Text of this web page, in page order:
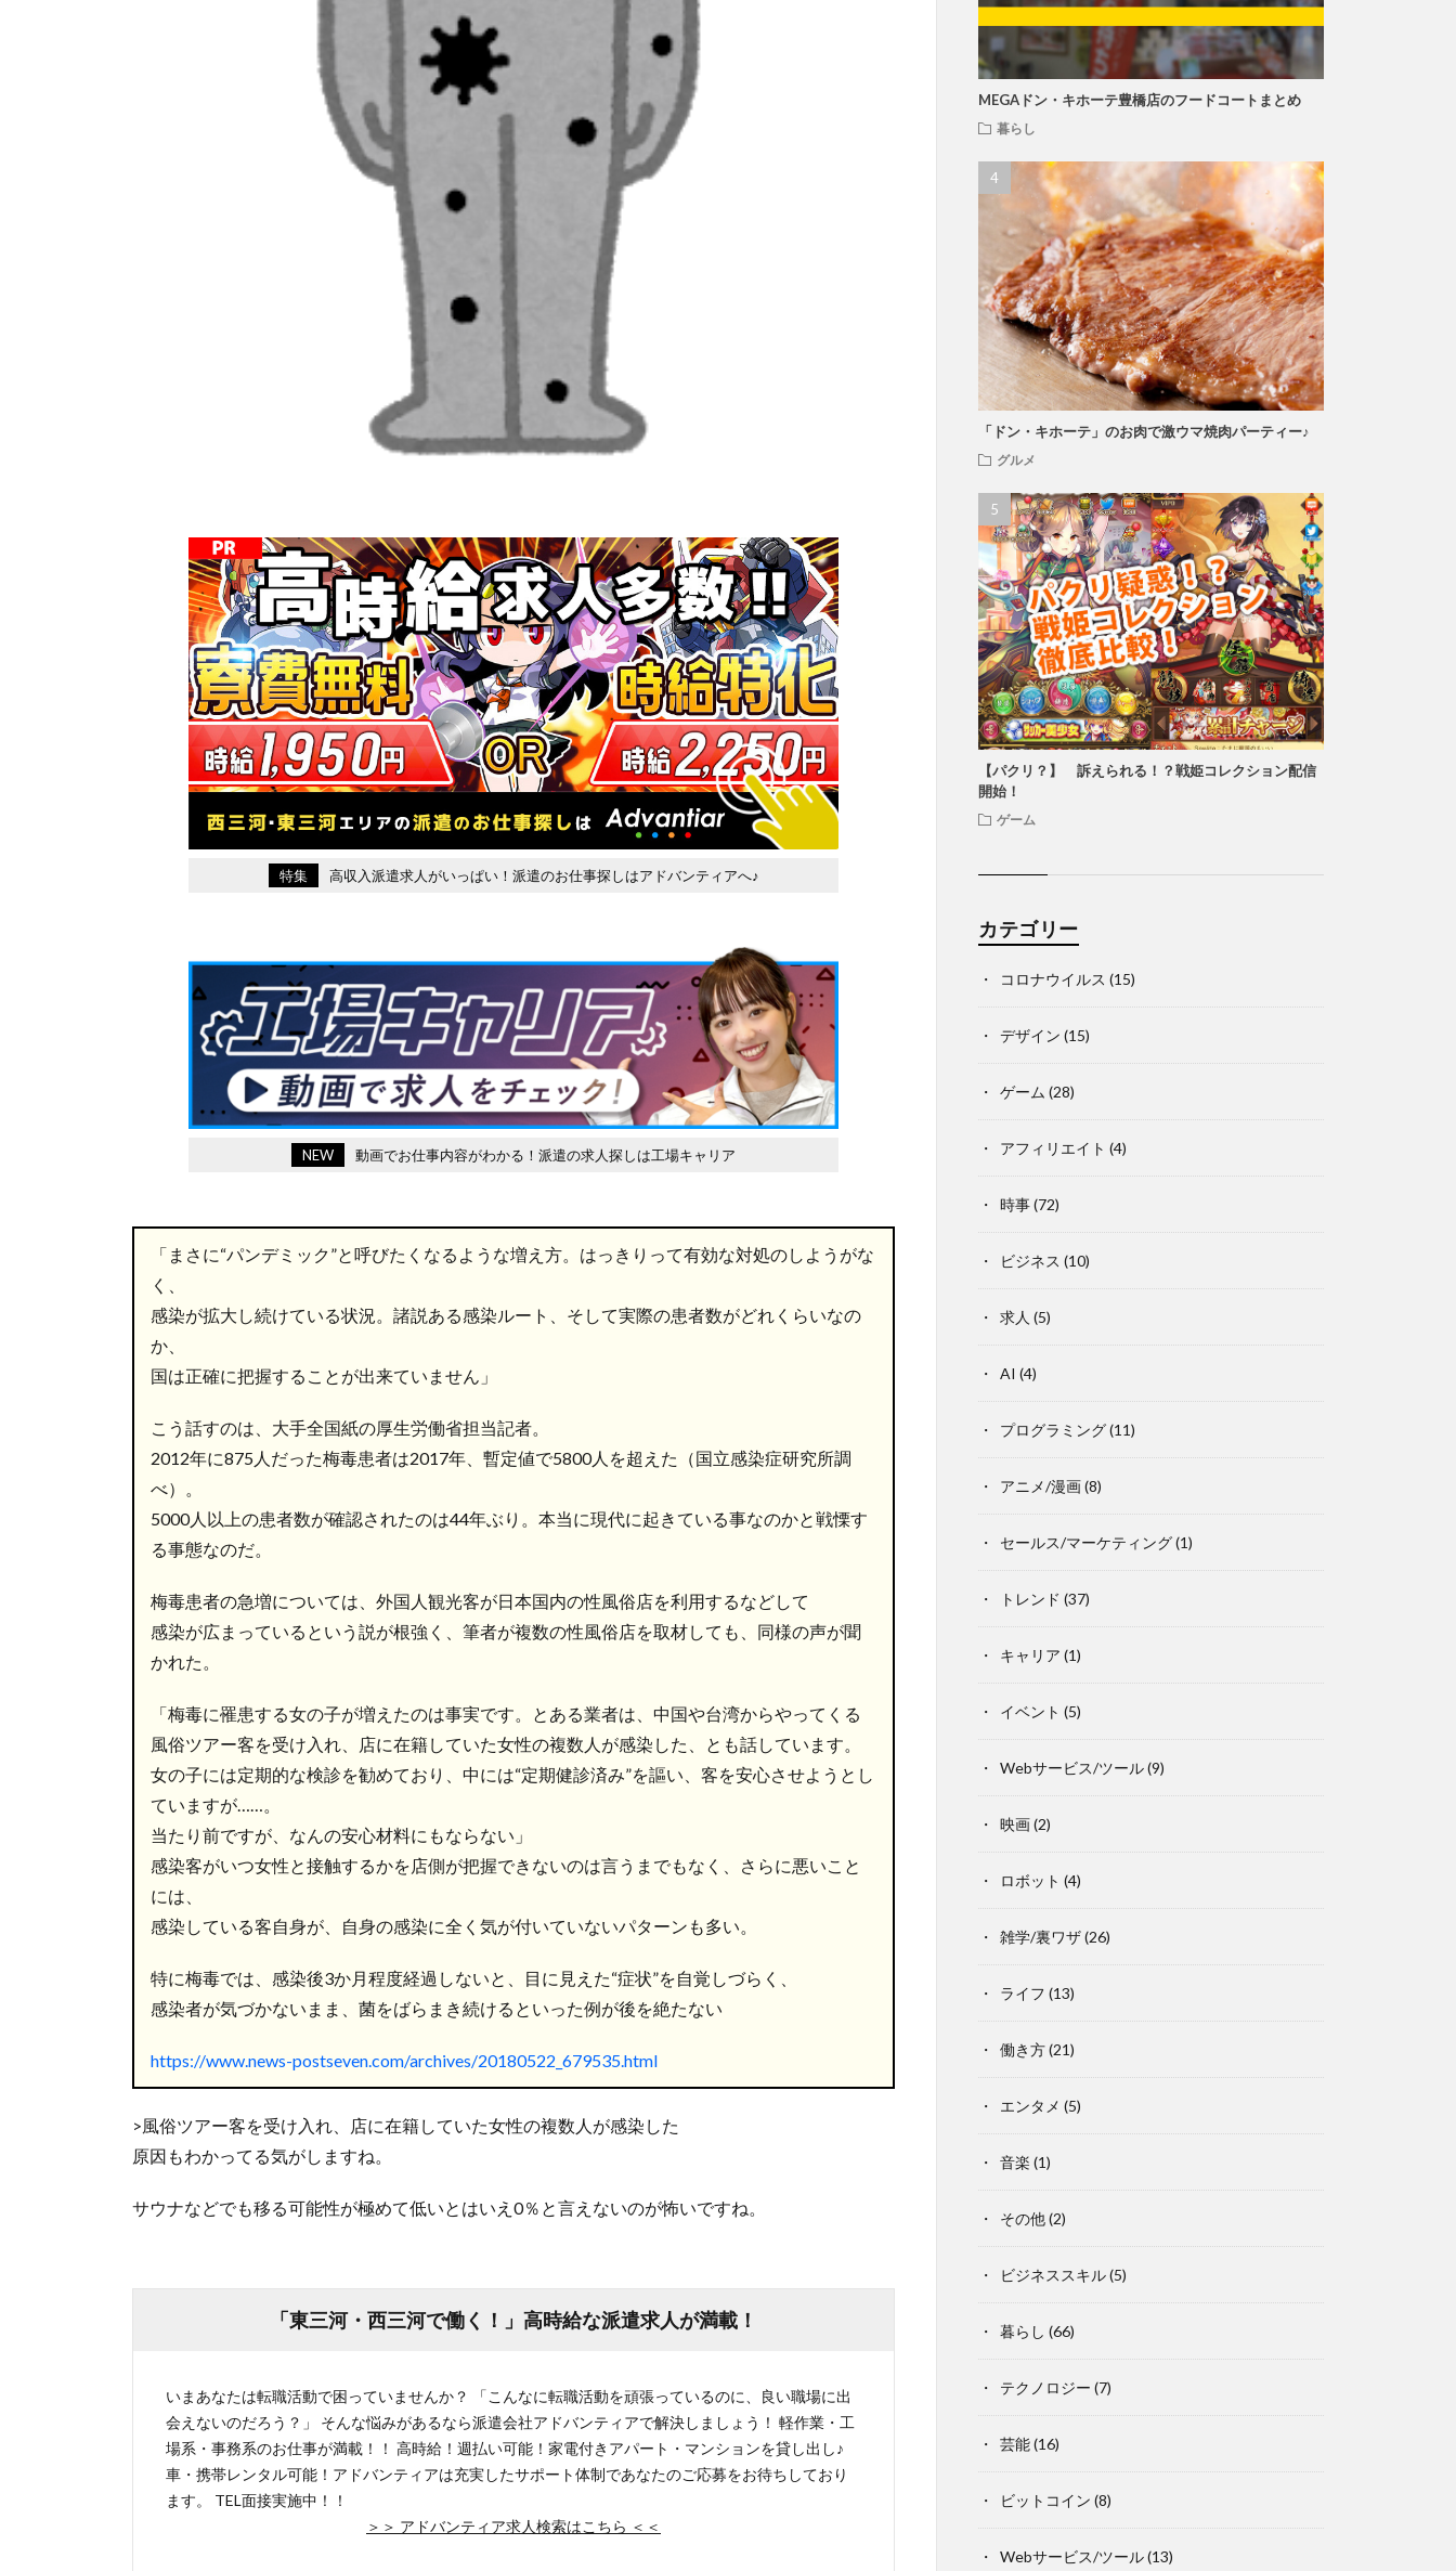
特集 高収入派遣求人がいっぱい！派遣のお仕事探しはアドバンティアへ♪
NEW 動画でお仕事内容がわかる！派遣の求人探しは工場キャリア
「まさに“パンデミック”と呼びたくなるような増え方。はっきりって有効な対処のしようがな
く、
感染が拡大し続けている状況。諸説ある感染ルート、そして実際の患者数がどれくらいなの
か、
国は正確に把握することが出来ていません」
こう話すのは、大手全国紙の厚生労働省担当記者。
2012年に875人だった梅毒患者は2017年、暫定値で5800人を超えた（国立感染症研究所調
べ）。
5000人以上の患者数が確認されたのは44年ぶり。本当に現代に起きている事なのかと戦慄す
る事態なのだ。
梅毒患者の急増については、外国人観光客が日本国内の性風俗店を利用するなどして
感染が広まっているという説が根強く、筆者が複数の性風俗店を取材しても、同様の声が聞
かれた。
「梅毒に罹患する女の子が増えたのは事実です。とある業者は、中国や台湾からやってくる
風俗ツアー客を受け入れ、店に在籍していた女性の複数人が感染した、とも話しています。
女の子には定期的な検診を勧めており、中には“定期健診済み”を謳い、客を安心させようとし
ていますが……。
当たり前ですが、なんの安心材料にもならない」
感染客がいつ女性と接触するかを店側が把握できないのは言うまでもなく、さらに悪いこと
には、
感染している客自身が、自身の感染に全く気が付いていないパターンも多い。
特に梅毒では、感染後3か月程度経過しないと、目に見えた“症状”を自覚しづらく、
感染者が気づかないまま、菌をばらまき続けるといった例が後を絶たない
https://www.news-postseven.com/archives/20180522_679535.html
>風俗ツアー客を受け入れ、店に在籍していた女性の複数人が感染した
原因もわかってる気がしますね。
サウナなどでも移る可能性が極めて低いとはいえ0％と言えないのが怖いですね。
「東三河・西三河で働く！」高時給な派遣求人が満載！
いまあなたは転職活動で困っていませんか？ 「こんなに転職活動を頑張っているのに、良い職場に出
会えないのだろう？」 そんな悩みがあるなら派遣会社アドバンティアで解決しましょう！ 軽作業・工
場系・事務系のお仕事が満載！！ 高時給！週払い可能！家電付きアパート・マンションを貸し出し♪
車・携帯レンタル可能！アドバンティアは充実したサポート体制であなたのご応募をお待ちしており
ます。 TEL面接実施中！！
＞＞ アドバンティア求人検索はこちら ＜＜
MEGAドン・キホーテ豊橋店のフードコートまとめ
暮らし
「ドン・キホーテ」のお肉で激ウマ焼肉パーティー♪
グルメ
【パクリ？】 訴えられる！？戦姫コレクション配信
開始！
ゲーム
カテゴリー
コロナウイルス (15)
デザイン (15)
ゲーム (28)
アフィリエイト (4)
時事(72)
ビジネス (10)
求人 (5)
AI (4)
プログラミング(11)
アニメ/漫画(8)
セールス/マーケティング(1)
トレンド (37)
キャリア (1)
イベント (5)
Webサービス/ツール(9)
映画(2)
ロボット (4)
雑学/裏ワザ(26)
ライフ (13)
働き方(21)
エンタメ (5)
音楽 (1)
その他(2)
ビジネススキル(5)
暮らし (66)
テクノロジー (7)
芸能(16)
ビットコイン (8)
Webサービス/ツール(13)